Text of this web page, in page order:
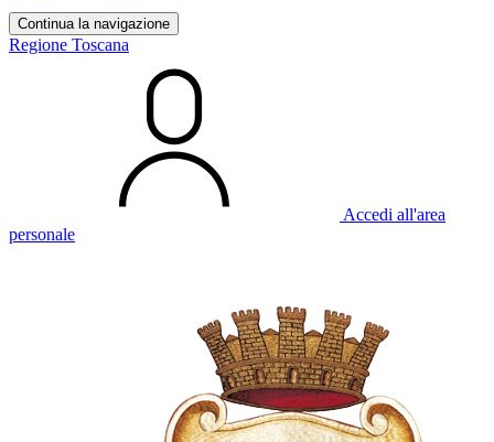
Continua la navigazione
Regione Toscana
Accedi all'area
personale